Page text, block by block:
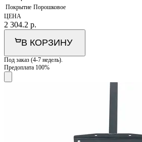
Покрытие Порошковое
ЦЕНА
2 304.2 р.
В КОРЗИНУ
Под заказ (4-7 недель).
Предоплата 100%